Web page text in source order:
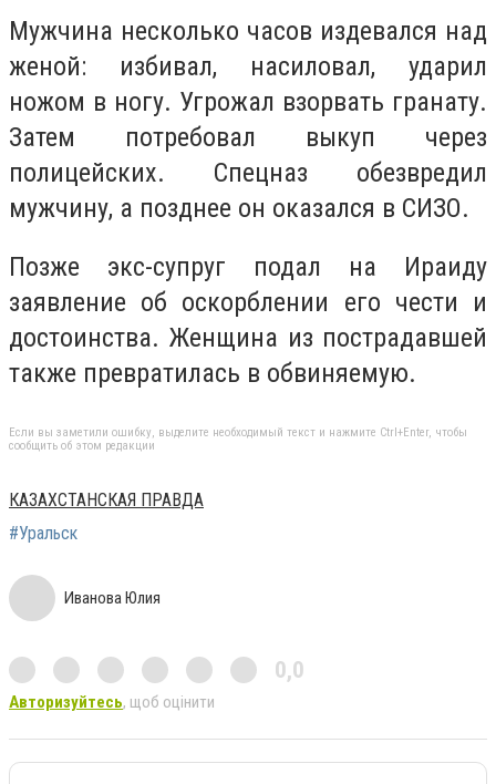
Мужчина несколько часов издевался над
женой: избивал, насиловал, ударил
ножом в ногу. Угрожал взорвать гранату.
Затем потребовал выкуп через
полицейских. Спецназ обезвредил
мужчину, а позднее он оказался в СИЗО.
Позже экс-супруг подал на Ираиду
заявление об оскорблении его чести и
достоинства. Женщина из пострадавшей
также превратилась в обвиняемую.
Если вы заметили ошибку, выделите необходимый текст и нажмите Ctrl+Enter, чтобы
сообщить об этом редакции
КАЗАХСТАНСКАЯ ПРАВДА
#Уральск
Иванова Юлия
0,0
Авторизуйтесь, щоб оцінити